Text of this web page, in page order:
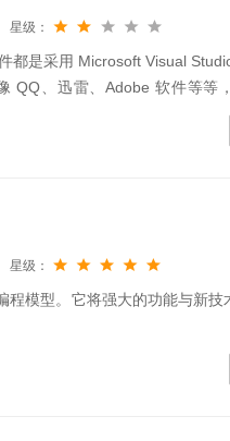
星级：
都是采用 Microsoft Visual
QQ、迅雷、Adobe 软件等等
启动时报错，提示缺少库文件。
星级：
模型。它将强大的功能与新技